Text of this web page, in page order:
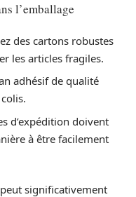
l’emballage
des cartons robustes
les articles fragiles.
adhésif de qualité
d’expédition doivent
à être facilement
significativement